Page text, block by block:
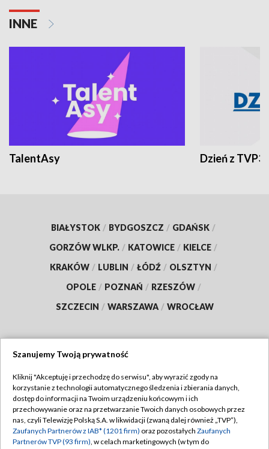
INNE
TalentAsy Dzień z TVP3
BIAŁYSTOK / BYDGOSZCZ / GDAŃSK /
GORZÓW WLKP. / KATOWICE / KIELCE /
KRAKÓW / LUBLIN / ŁÓDŹ / OLSZTYN /
OPOLE / POZNAŃ / RZESZÓW /
SZCZECIN / WARSZAWA / WROCŁAW
TVP
Abonament TVP
Emisja w TVP
Regulamin TVP
Polityka prywatności
Szanujemy Twoją prywatność
Kliknij "Akceptuję i przechodzę do serwisu", aby wyrazić zgody na
korzystanie z technologii automatycznego śledzenia i zbierania danych,
dostęp do informacji na Twoim urządzeniu końcowym i ich
przechowywanie oraz na przetwarzanie Twoich danych osobowych przez
nas, czyli Telewizję Polską S.A. w likwidacji (zwaną dalej również „TVP”),
Zaufanych Partnerów z IAB* (1201 firm) oraz pozostałych Zaufanych
Partnerów TVP (93 firm), w celach marketingowych (w tym do